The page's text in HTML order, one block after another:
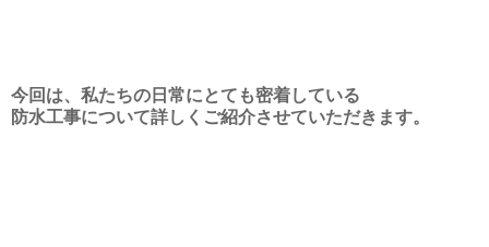
今回は、私たちの日常にとても密着している
防水工事について詳しくご紹介させていただきます。